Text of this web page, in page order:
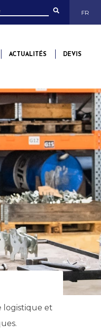
ACTUALITÉS DEVIS
FR
logistique et